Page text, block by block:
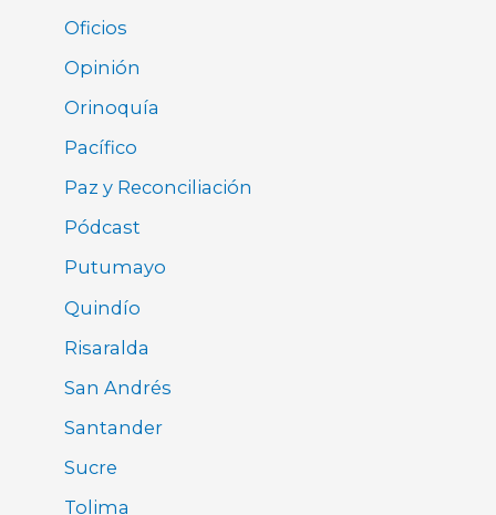
Oficios
Opinión
Orinoquía
Pacífico
Paz y Reconciliación
Pódcast
Putumayo
Quindío
Risaralda
San Andrés
Santander
Sucre
Tolima